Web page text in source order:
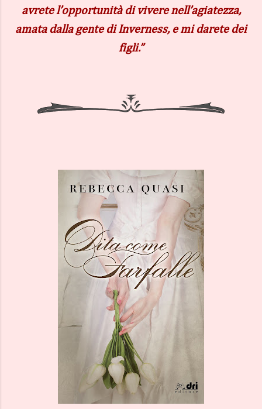
avrete l’opportunità di vivere nell’agiatezza,
amata dalla gente di Inverness, e mi darete dei
figli.”